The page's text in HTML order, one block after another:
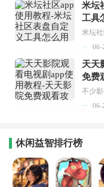
米坛
工具
06-
天天
免费
06-
休闲益智排行榜